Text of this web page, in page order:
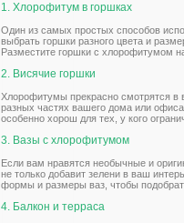
1. Хлорофитум в горшках
Один из самых простых способов
выбрать горшки разного цвета и
Разместите горшки с хлорофитумом
2. Висячие горшки
Хлорофитумы прекрасно смотрятся в
разных частях вашего дома или
особенно хорош для тех, у кого
3. Вазы с хлорофитумом
Если вам нравятся необычные и
не только добавит зелени в ваш
формы и размеры ваз, чтобы
4. Балкон и терраса